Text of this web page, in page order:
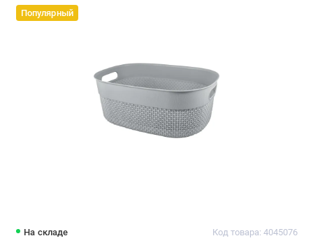
Популярный
На складе Код товара: 4045076